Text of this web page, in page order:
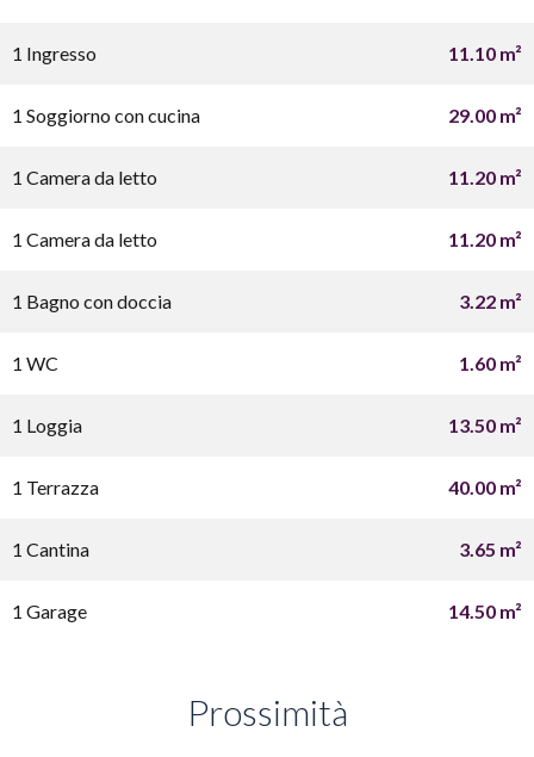
1 Ingresso 11.10 m²
1 Soggiorno con cucina 29.00 m²
1 Camera da letto 11.20 m²
1 Camera da letto 11.20 m²
1 Bagno con doccia 3.22 m²
1 WC 1.60 m²
1 Loggia 13.50 m²
1 Terrazza 40.00 m²
1 Cantina 3.65 m²
1 Garage 14.50 m²
Prossimità